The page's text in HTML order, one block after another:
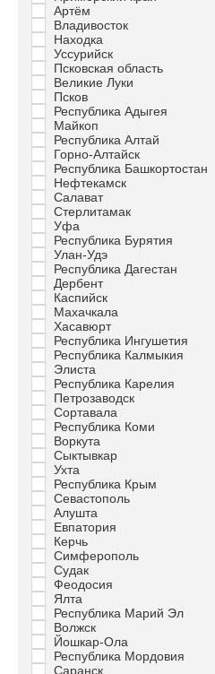
Артём
Владивосток
Находка
Уссурийск
Псковская область
Великие Луки
Псков
Республика Адыгея
Майкоп
Республика Алтай
Горно-Алтайск
Республика Башкортостан
Нефтекамск
Салават
Стерлитамак
Уфа
Республика Бурятия
Улан-Удэ
Республика Дагестан
Дербент
Каспийск
Махачкала
Хасавюрт
Республика Ингушетия
Республика Калмыкия
Элиста
Республика Карелия
Петрозаводск
Сортавала
Республика Коми
Воркута
Сыктывкар
Ухта
Республика Крым
Севастополь
Алушта
Евпатория
Керчь
Симферополь
Судак
Феодосия
Ялта
Республика Марий Эл
Волжск
Йошкар-Ола
Республика Мордовия
Саранск